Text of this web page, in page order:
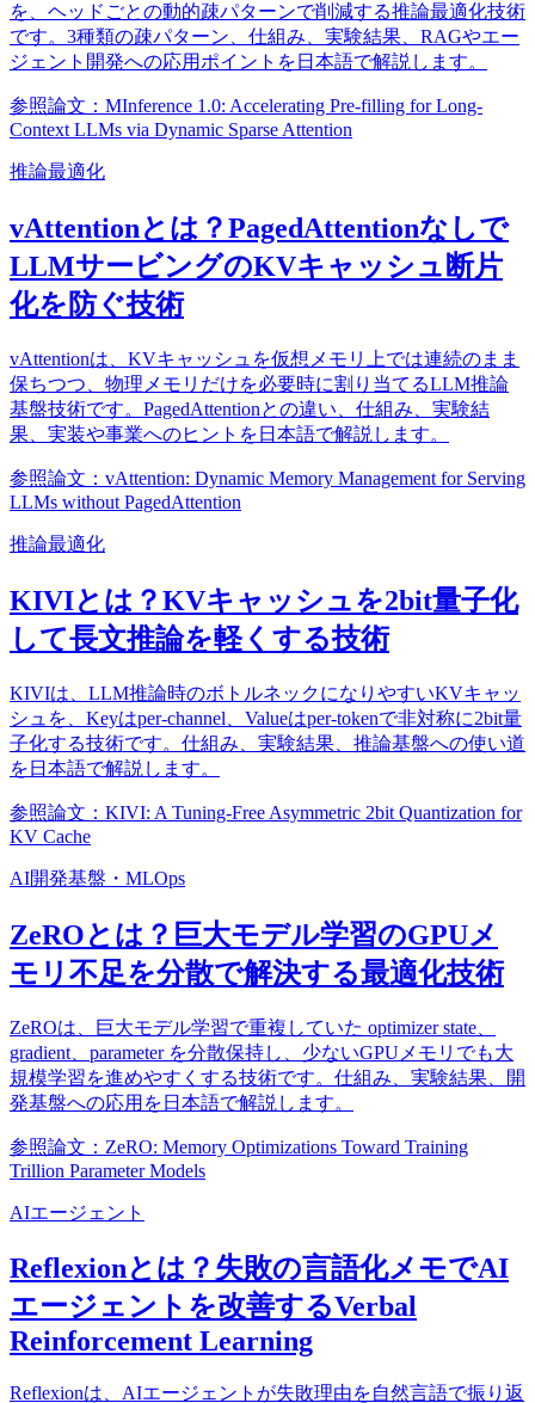
を、ヘッドごとの動的疎パターンで削減する推論最適化技術
です。3種類の疎パターン、仕組み、実験結果、RAGやエー
ジェント開発への応用ポイントを日本語で解説します。
参照論文：MInference 1.0: Accelerating Pre-filling for Long-
Context LLMs via Dynamic Sparse Attention
推論最適化
vAttentionとは？PagedAttentionなしで
LLMサービングのKVキャッシュ断片
化を防ぐ技術
vAttentionは、KVキャッシュを仮想メモリ上では連続のまま
保ちつつ、物理メモリだけを必要時に割り当てるLLM推論
基盤技術です。PagedAttentionとの違い、仕組み、実験結
果、実装や事業へのヒントを日本語で解説します。
参照論文：vAttention: Dynamic Memory Management for Serving
LLMs without PagedAttention
推論最適化
KIVIとは？KVキャッシュを2bit量子化
して長文推論を軽くする技術
KIVIは、LLM推論時のボトルネックになりやすいKVキャッ
シュを、Keyはper-channel、Valueはper-tokenで非対称に2bit量
子化する技術です。仕組み、実験結果、推論基盤への使い道
を日本語で解説します。
参照論文：KIVI: A Tuning-Free Asymmetric 2bit Quantization for
KV Cache
AI開発基盤・MLOps
ZeROとは？巨大モデル学習のGPUメ
モリ不足を分散で解決する最適化技術
ZeROは、巨大モデル学習で重複していた optimizer state、
gradient、parameter を分散保持し、少ないGPUメモリでも大
規模学習を進めやすくする技術です。仕組み、実験結果、開
発基盤への応用を日本語で解説します。
参照論文：ZeRO: Memory Optimizations Toward Training
Trillion Parameter Models
AIエージェント
Reflexionとは？失敗の言語化メモでAI
エージェントを改善するVerbal
Reinforcement Learning
Reflexionは、AIエージェントが失敗理由を自然言語で振り返